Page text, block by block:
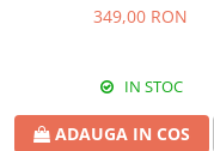
349,00 RON
IN STOC
ADAUGA IN COS